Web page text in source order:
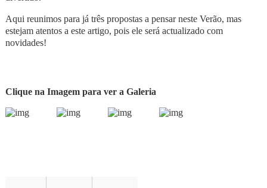
Aqui reunimos para já três propostas a pensar neste Verão, mas
estejam atentos a este artigo, pois ele será actualizado com
novidades!
Clique na Imagem para ver a Galeria